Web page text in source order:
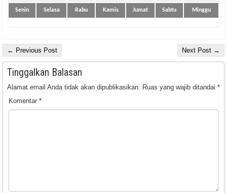
Senin Selasa Rabu Kamis Jumat Sabtu Minggu
← Previous Post Next Post →
Tinggalkan Balasan
Alamat email Anda tidak akan dipublikasikan. Ruas yang wajib ditandai *
Komentar *